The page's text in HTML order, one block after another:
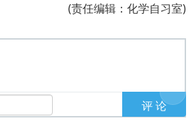
(责任编辑：化学自习室)